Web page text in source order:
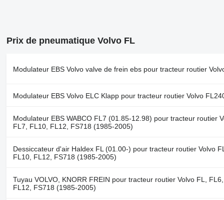
Prix de pneumatique Volvo FL
Modulateur EBS Volvo valve de frein ebs pour tracteur routier
Modulateur EBS Volvo ELC Klapp pour tracteur routier Volvo
Modulateur EBS WABCO FL7 (01.85-12.98) pour tracteur routier
FL7, FL10, FL12, FS718 (1985-2005)
Dessiccateur d'air Haldex FL (01.00-) pour tracteur routier Volvo
FL10, FL12, FS718 (1985-2005)
Tuyau VOLVO, KNORR FREIN pour tracteur routier Volvo FL,
FL12, FS718 (1985-2005)